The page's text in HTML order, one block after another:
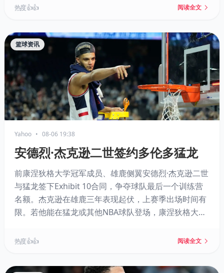
发布会，强调扎根公益。
热度 👍👍 阅读全文
篮球资讯
Yahoo • 08-06 19:38
安德烈·杰克逊二世签约多伦多猛龙
前康涅狄格大学冠军成员、雄鹿侧翼安德烈·杰克逊二世
与猛龙签下Exhibit 10合同，争夺球队最后一个训练营
名额。杰克逊在雄鹿三年表现起伏，上赛季出场时间有
限。若他能在猛龙或其他NBA球队登场，康涅狄格大学
录。
热度 👍👍 阅读全文